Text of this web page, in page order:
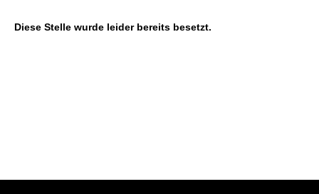
Diese Stelle wurde leider bereits besetzt.